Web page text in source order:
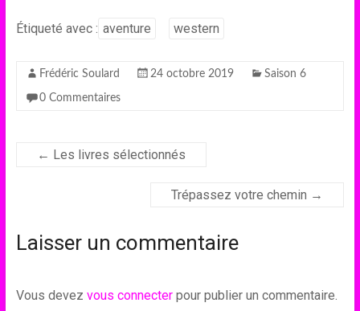
Étiqueté avec : aventure western
Frédéric Soulard 24 octobre 2019 Saison 6
0 Commentaires
← Les livres sélectionnés
Trépassez votre chemin →
Laisser un commentaire
Vous devez vous connecterpour publier un commentaire.